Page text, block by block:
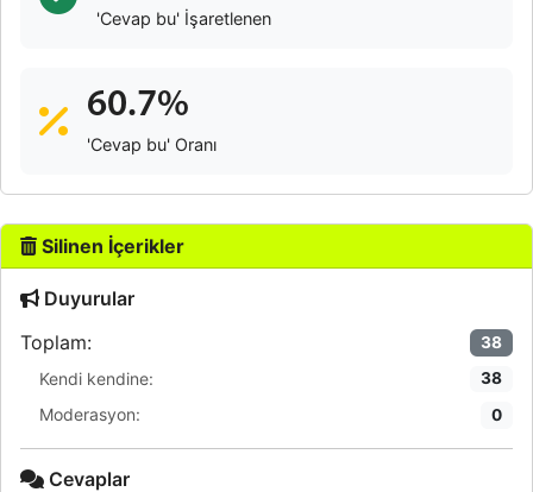
'Cevap bu' İşaretlenen
60.7%
'Cevap bu' Oranı
Silinen İçerikler
Duyurular
Toplam:
38
Kendi kendine: 38
Moderasyon: 0
Cevaplar